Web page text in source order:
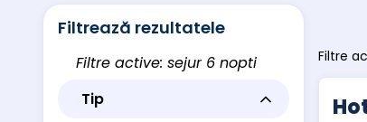
Filtrează rezultatele
Filtre active: sejur 6 nopti
Tip
Filtre